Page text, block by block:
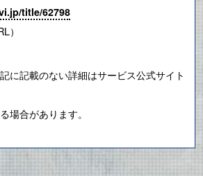
title/62798
）
に記載のない詳細はサービス公式サイト
場合があります。